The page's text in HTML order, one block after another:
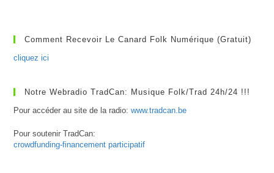
Comment Recevoir Le Canard Folk Numérique (gratuit)
cliquez ici
Notre Webradio TradCan: Musique Folk/Trad 24h/24 !!!
Pour accéder au site de la radio:www.tradcan.be
Pour soutenir TradCan:
crowdfunding-financement participatif